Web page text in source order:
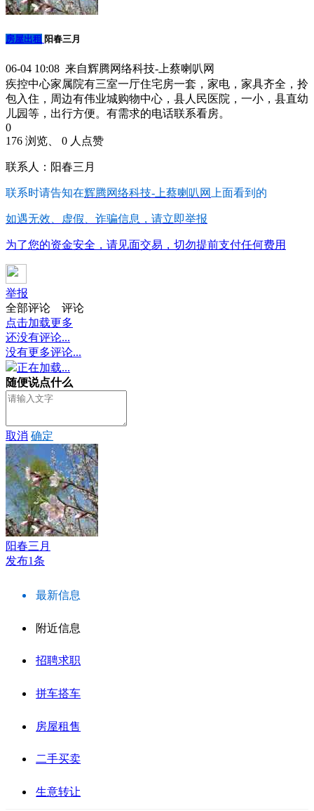
房屋出租 阳春三月
06-04 10:08 来自辉腾网络科技-上蔡喇叭网
疾控中心家属院有三室一厅住宅房一套，家电，家具齐全，拎
包入住，周边有伟业城购物中心，县人民医院，一小，县直幼
儿园等，出行方便。有需求的电话联系看房。
0
176 浏览、 0 人点赞
联系人：阳春三月
联系时请告知在辉腾网络科技-上蔡喇叭网 上面看到的
如遇无效、虚假、诈骗信息，请立即举报
为了您的资金安全，请见面交易，切勿提前支付任何费用
举报
全部评论
评论
点击加载更多
还没有评论...
没有更多评论...
正在加载...
随便说点什么
取消 确定
阳春三月
发布1条
最新信息
附近信息
招聘求职
拼车搭车
房屋租售
二手买卖
生意转让